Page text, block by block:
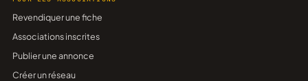
Revendiquer une fiche
Associations inscrites
Publier une annonce
Créer un réseau